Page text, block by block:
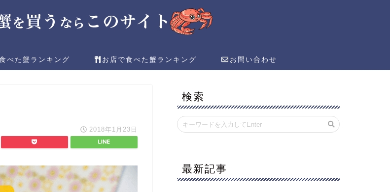
べた蟹ランキング お店で食べた蟹ランキング お問い合わせ
2018年1月23日
検索
最新記事